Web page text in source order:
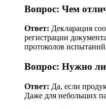
Вопрос: Чем
Ответ: Декларация
регистрации
протоколов
Вопрос: Нужно
Ответ: Да, если
Даже для небольших